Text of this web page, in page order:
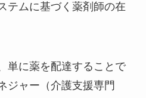
テムに基づく薬剤師の在
単に薬を配達することで
ジャー（介護支援専門